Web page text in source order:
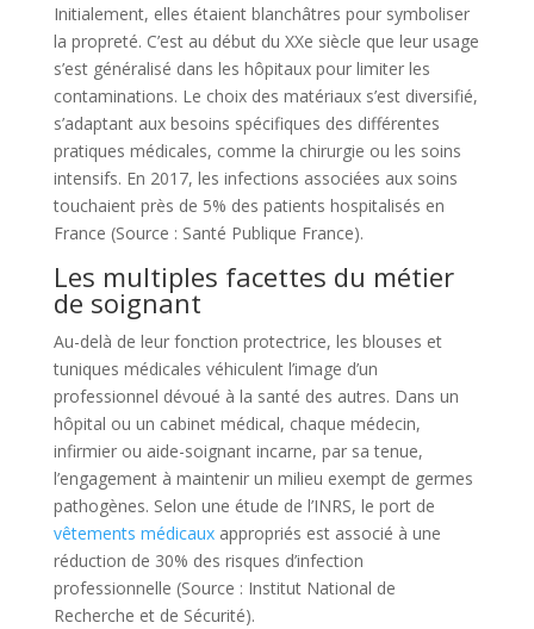
Initialement, elles étaient blanchâtres pour symboliser
la propreté. C’est au début du XXe siècle que leur usage
s’est généralisé dans les hôpitaux pour limiter les
contaminations. Le choix des matériaux s’est diversifié,
s’adaptant aux besoins spécifiques des différentes
pratiques médicales, comme la chirurgie ou les soins
intensifs. En 2017, les infections associées aux soins
touchaient près de 5% des patients hospitalisés en
France (Source : Santé Publique France).
Les multiples facettes du métier
de soignant
Au-delà de leur fonction protectrice, les blouses et
tuniques médicales véhiculent l’image d’un
professionnel dévoué à la santé des autres. Dans un
hôpital ou un cabinet médical, chaque médecin,
infirmier ou aide-soignant incarne, par sa tenue,
l’engagement à maintenir un milieu exempt de germes
pathogènes. Selon une étude de l’INRS, le port de
vêtements médicauxappropriés est associé à une
réduction de 30% des risques d’infection
professionnelle (Source : Institut National de
Recherche et de Sécurité).